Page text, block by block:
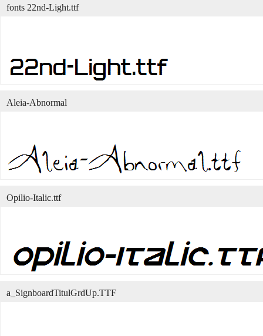
fonts 22nd-Light.ttf
Aleia-Abnormal
Opilio-Italic.ttf
a_SignboardTitulGrdUp.TTF